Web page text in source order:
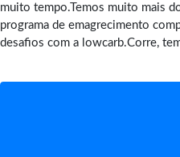
muito tempo.Temos muito mais
programa de emagrecimento
desafios com a lowcarb.Corre,